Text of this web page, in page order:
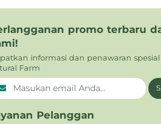
promo terbaru
informasi dan penawaran
Farm
Pelanggan